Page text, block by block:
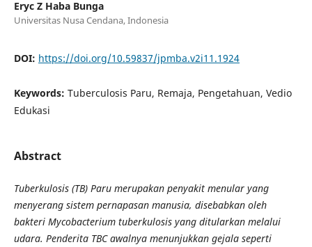
Eryc Z Haba Bunga
Universitas Nusa Cendana, Indonesia
DOI: https://doi.org/10.59837/jpmba.v2i11.1924
Keywords: Tuberculosis Paru, Remaja, Pengetahuan, Vedio
Edukasi
Abstract
Tuberkulosis (TB) Paru merupakan penyakit menular yang
menyerang sistem pernapasan manusia, disebabkan oleh
bakteri Mycobacterium tuberkulosis yang ditularkan melalui
udara. Penderita TBC awalnya menunjukkan gejala seperti